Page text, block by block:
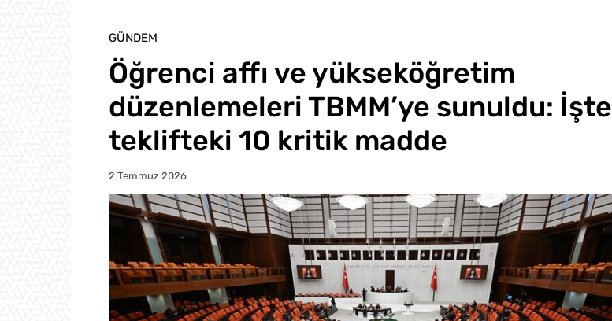
GÜNDEM
Öğrenci affı ve yükseköğretim
düzenlemeleri TBMM’ye sunuldu: İşte
teklifteki 10 kritik madde
2 Temmuz 2026